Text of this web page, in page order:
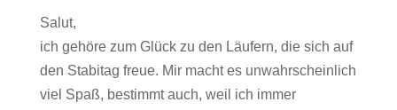
Salut,
ich gehöre zum Glück zu den Läufern, die sich auf
den Stabitag freue. Mir macht es unwahrscheinlich
viel Spaß, bestimmt auch, weil ich immer